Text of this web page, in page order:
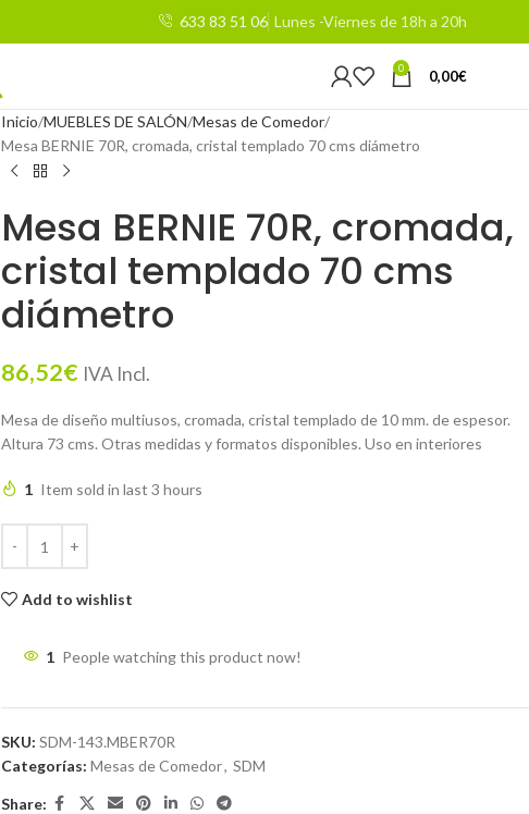
633 83 51 06 Lunes -Viernes de 18h a 20h
0 0,00€
Inicio MUEBLES DE SALÓN Mesas de Comedor
Mesa BERNIE 70R, cromada, cristal templado 70 cms diámetro
Mesa BERNIE 70R, cromada,
cristal templado 70 cms
diámetro
86,52€ IVA Incl.
Mesa de diseño multiusos, cromada, cristal templado de 10 mm. de espesor.
Altura 73 cms. Otras medidas y formatos disponibles. Uso en interiores
1 Item sold in last 3 hours
Add to wishlist
1 People watching this product now!
SKU: SDM-143.MBER70R
Categorías: Mesas de Comedor, SDM
Share: